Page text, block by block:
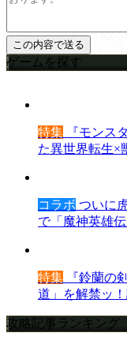
ゲームを探す
特集 『モンス
た異世界転生×
コラボ ついに
で「魔神英雄
特集 『鈴蘭の
道」を解禁ッ
攻略記事ランキング